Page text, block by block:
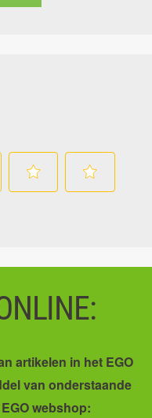
artikelen in het EGO
van onderstaande
webshop: